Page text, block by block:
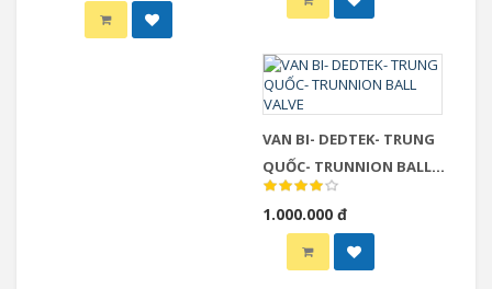
VAN BI- DEDTEK- TRUNG
QUỐC- TRUNNION BALL
VALVE
1.000.000 đ